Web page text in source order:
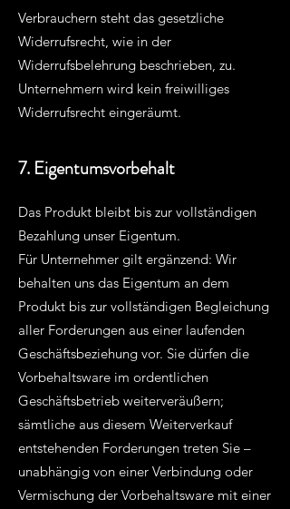
Verbrauchern steht das gesetzliche
Widerrufsrecht, wie in der
Widerrufsbelehrung beschrieben, zu.
Unternehmern wird kein freiwilliges
Widerrufsrecht eingeräumt.
7. Eigentumsvorbehalt
Das Produkt bleibt bis zur vollständigen
Bezahlung unser Eigentum.
Für Unternehmer gilt ergänzend: Wir
behalten uns das Eigentum an dem
Produkt bis zur vollständigen Begleichung
aller Forderungen aus einer laufenden
Geschäftsbeziehung vor. Sie dürfen die
Vorbehaltsware im ordentlichen
Geschäftsbetrieb weiterveräußern;
sämtliche aus diesem Weiterverkauf
entstehenden Forderungen treten Sie –
unabhängig von einer Verbindung oder
Vermischung der Vorbehaltsware mit einer